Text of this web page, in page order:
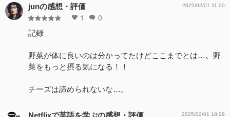
junの感想・評価
- 1 0
2025/02/07 11:00
記録
野菜が体に良いのは分かってたけどここまでとは…。野
菜をもっと摂る気になる！！
チーズは諦められないな…。
Netflixで英語を学ぶの感想・評価 2025/02/01 18:28